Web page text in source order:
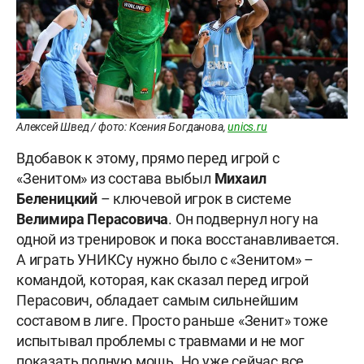
Алексей Швед / фото: Ксения Богданова,unics.ru
Вдобавок к этому, прямо перед игрой с
«Зенитом» из состава выбыл Михаил
Беленицкий – ключевой игрок в системе
Велимира Перасовича. Он подвернул ногу на
одной из тренировок и пока восстанавливается.
А играть УНИКСу нужно было с «Зенитом» –
командой, которая, как сказал перед игрой
Перасович, обладает самым сильнейшим
составом в лиге. Просто раньше «Зенит» тоже
испытывал проблемы с травмами и не мог